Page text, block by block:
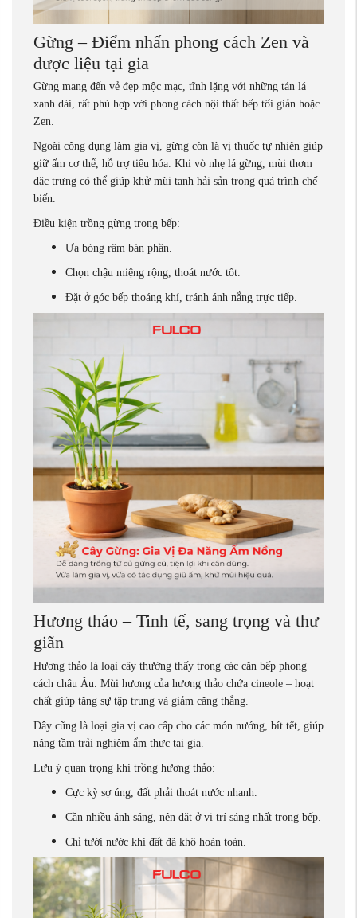
Gừng – Điểm nhấn phong cách Zen và
dược liệu tại gia
Gừng mang đến vẻ đẹp mộc mạc, tĩnh lặng với những tán lá
xanh dài, rất phù hợp với phong cách nội thất bếp tối giản hoặc
Zen.
Ngoài công dụng làm gia vị, gừng còn là vị thuốc tự nhiên giúp
giữ ấm cơ thể, hỗ trợ tiêu hóa. Khi vò nhẹ lá gừng, mùi thơm
đặc trưng có thể giúp khử mùi tanh hải sản trong quá trình chế
biến.
Điều kiện trồng gừng trong bếp:
Ưa bóng râm bán phần.
Chọn chậu miệng rộng, thoát nước tốt.
Đặt ở góc bếp thoáng khí, tránh ánh nắng trực tiếp.
Hương thảo – Tinh tế, sang trọng và thư
giãn
Hương thảo là loại cây thường thấy trong các căn bếp phong
cách châu Âu. Mùi hương của hương thảo chứa cineole – hoạt
chất giúp tăng sự tập trung và giảm căng thẳng.
Đây cũng là loại gia vị cao cấp cho các món nướng, bít tết, giúp
nâng tầm trải nghiệm ẩm thực tại gia.
Lưu ý quan trọng khi trồng hương thảo:
Cực kỳ sợ úng, đất phải thoát nước nhanh.
Cần nhiều ánh sáng, nên đặt ở vị trí sáng nhất trong bếp.
Chỉ tưới nước khi đất đã khô hoàn toàn.